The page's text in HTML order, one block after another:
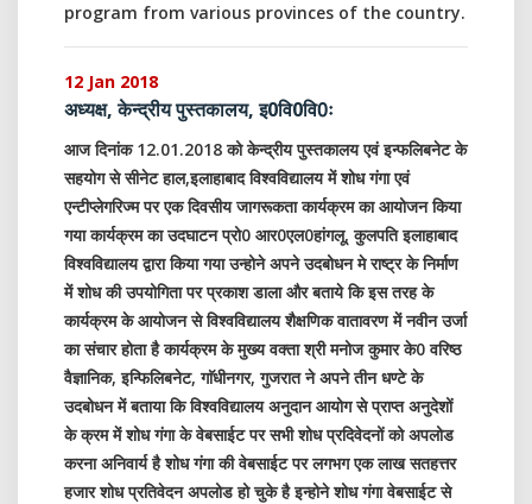
program from various provinces of the country.
12 Jan 2018
अध्यक्ष, केन्द्रीय पुस्तकालय, इ0वि0वि0ः
आज दिनांक 12.01.2018 को केन्द्रीय पुस्तकालय एवं इन्फलिबनेट के
सहयोग से सीनेट हाल,इलाहाबाद विश्वविद्यालय में शोध गंगा एवं
एन्टीप्लेगरिज्म पर एक दिवसीय जागरूकता कार्यक्रम का आयोजन किया
गया कार्यक्रम का उदघाटन प्रो0 आर0एल0हांगलू, कुलपति इलाहाबाद
विश्वविद्यालय द्वारा किया गया उन्होने अपने उदबोधन मे राष्ट्र के निर्माण
में शोध की उपयोगिता पर प्रकाश डाला और बताये कि इस तरह के
कार्यक्रम के आयोजन से विश्वविद्यालय शैक्षणिक वातावरण में नवीन उर्जा
का संचार होता है कार्यक्रम के मुख्य वक्ता श्री मनोज कुमार के0 वरिष्ठ
वैज्ञानिक, इन्फिलिबनेट, गाॅधीनगर, गुजरात ने अपने तीन धण्टे के
उदबोधन में बताया कि विश्वविद्यालय अनुदान आयोग से प्राप्त अनुदेशों
के क्रम में शोध गंगा के वेबसाईट पर सभी शोध प्रदिवेदनों को अपलोड
करना अनिवार्य है शोध गंगा की वेबसाईट पर लगभग एक लाख सतहत्तर
हजार शोध प्रतिवेदन अपलोड हो चुके है इन्होने शोध गंगा वेबसाईट से